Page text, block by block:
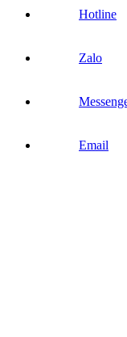
Hotline
Zalo
Email